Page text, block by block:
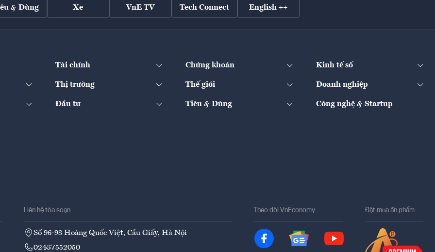
& Dùng Xe VnE TV Tech Connect English ++
Tài chính Chứng khoán Kinh tế số
Thị trường Thế giới Doanh nghiệp
Đầu tư Tiêu & Dùng Công nghệ & Startup
Liên hệ tòa soạn
Số 96-98 Hoàng Quốc Việt, Cầu Giấy, Hà Nội
02437552050
Theo dõi VnEconomy Đặt mua ấn phẩm